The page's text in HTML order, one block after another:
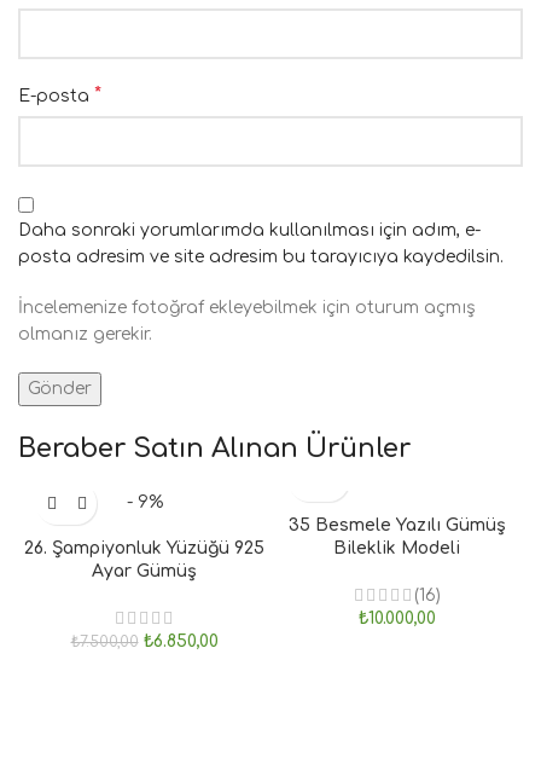
E-posta *
Daha sonraki yorumlarımda kullanılması için adım, e-
posta adresim ve site adresim bu tarayıcıya kaydedilsin.
İncelemenize fotoğraf ekleyebilmek için oturum açmış
olmanız gerekir.
Beraber Satın Alınan Ürünler
- 9%
26. Şampiyonluk Yüzüğü 925
Ayar Gümüş
₺7.500,00 ₺6.850,00
35 Besmele Yazılı Gümüş
Bileklik Modeli
(16)
₺10.000,00